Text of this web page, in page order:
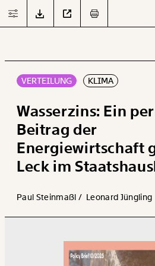
Arbeit
Klima
Datensätze
second
VERTEILUNG KLIMA
Wasserzins: Ein
Beitrag der
Energiewirtschaft
Leck im
Paul Steinmaßl / Leonard Jüngling
JETZT
DOWNLOADEN